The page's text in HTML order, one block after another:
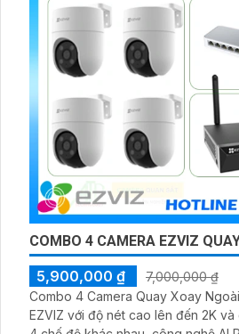
COMBO 4 CAMERA EZVIZ
5,900,000 ₫
7,000,000 ₫
Combo 4 Camera Quay Xoay
EZVIZ với độ nét cao lên đến 2K và